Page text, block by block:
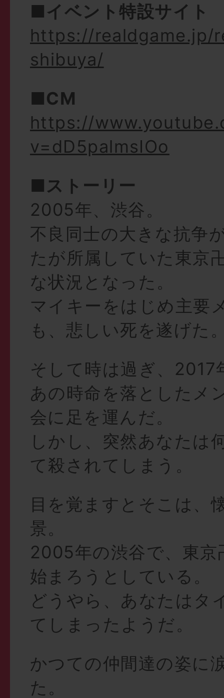
■イベント特設サイト
https://realdgame.jp/
shibuya/
■CM
https://
v=dD5palmsIOo
■ストーリー
2005年、渋谷。
不良同士の大きな抗争
たが所属していた東京
な状況となった。
マイキーをはじめ主要
も、悲しい死を遂げた
そして時は過ぎ、2017
あの時命を落としたメ
会に足を運んだ。
しかし、突然あなたは
て殺されてしまう。
目を覚ますとそこは、
景。
2005年の渋谷で、東京
始まろうとしている。
どうやら、あなたはタ
てしまったようだ。
かつての仲間達の姿に
た。